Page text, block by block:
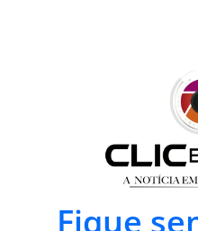
Fique